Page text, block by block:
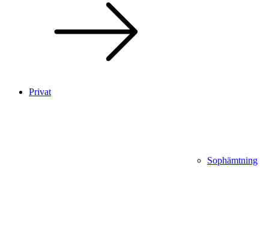
Privat
Sophämtning